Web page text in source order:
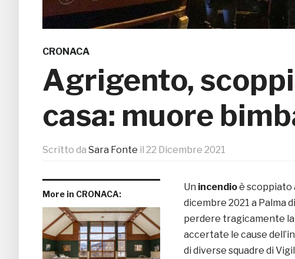
CRONACA
Agrigento,
casa: muore
Scritto da Sara Fonte il 22 Dicembre 2021
More in CRONACA:
Un incendioè scoppiato
dicembre 2021 a Palma
perdere tragicamente la
accertate le cause
di diverse squadre di